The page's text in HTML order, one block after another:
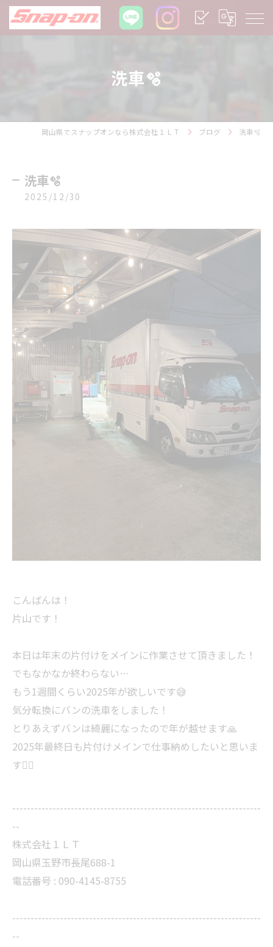
洗車🫧
岡山県でスナップオンなら株式会社１ＬＴ ブログ 洗車🫧
洗車🫧
2025/12/30
こんばんは！
片山です！
本日は年末の片付けをメインに作業させて頂きました！
でもなかなか終わらない…
もう1週間くらい2025年が欲しいです😅
気分転換にバンの洗車をしました！
とりあえずバンは綺麗になったので年が越せます🙏
2025年最終日も片付けメインで仕事納めしたいと思いま
す🙇‍♂️
--------------------------------------------------------------------
--
株式会社１ＬＴ
岡山県玉野市長尾688-1
電話番号 : 090-4145-8755
--------------------------------------------------------------------
--